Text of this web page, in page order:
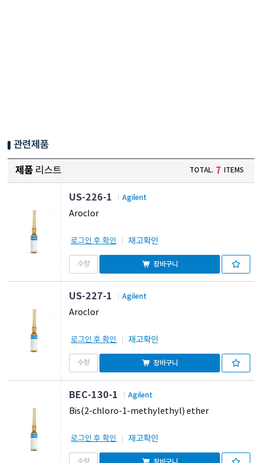
관련제품
제품 리스트 TOTAL. 7 ITEMS
US-226-1 Agilent
Aroclor
로그인 후 확인 재고확인
장바구니
US-227-1 Agilent
Aroclor
로그인 후 확인 재고확인
장바구니
BEC-130-1 Agilent
Bis(2-chloro-1-methylethyl) ether
로그인 후 확인 재고확인